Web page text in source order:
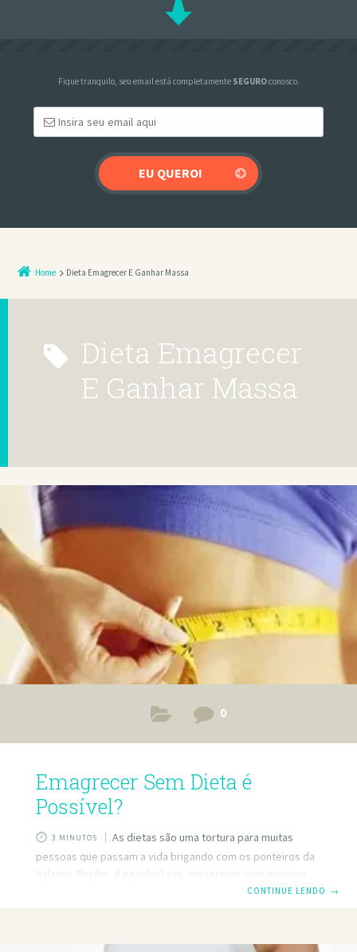
Fique tranquilo, seu email está completamente SEGUROconosco.
Home Dieta Emagrecer E Ganhar Massa
Dieta Emagrecer
E Ganhar Massa
0
Emagrecer Sem Dieta é
Possível?
3 MINUTOS
As dietas são uma tortura para muitas
pessoas que passam a vida brigando com os ponteiros da
balança. Porém, é possível sim, emagrecer sem precisar
recorrer a dietas, e a chave para isso é saber como fazer
sobre dietas e emagrecimento. E como vendem! A venda
CONTINUE LENDO →